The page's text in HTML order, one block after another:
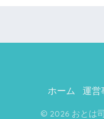
ホーム 運営
© 2026 おとは